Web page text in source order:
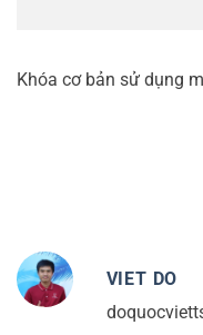
Khóa cơ bản sử dụng
VIET DO